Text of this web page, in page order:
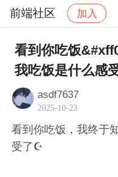
前端社区 加入
社区 前端社区
看到你吃饭
我吃饭是什么感
asdf7637
2025-10-23
看到你吃饭，我终于
受了☪